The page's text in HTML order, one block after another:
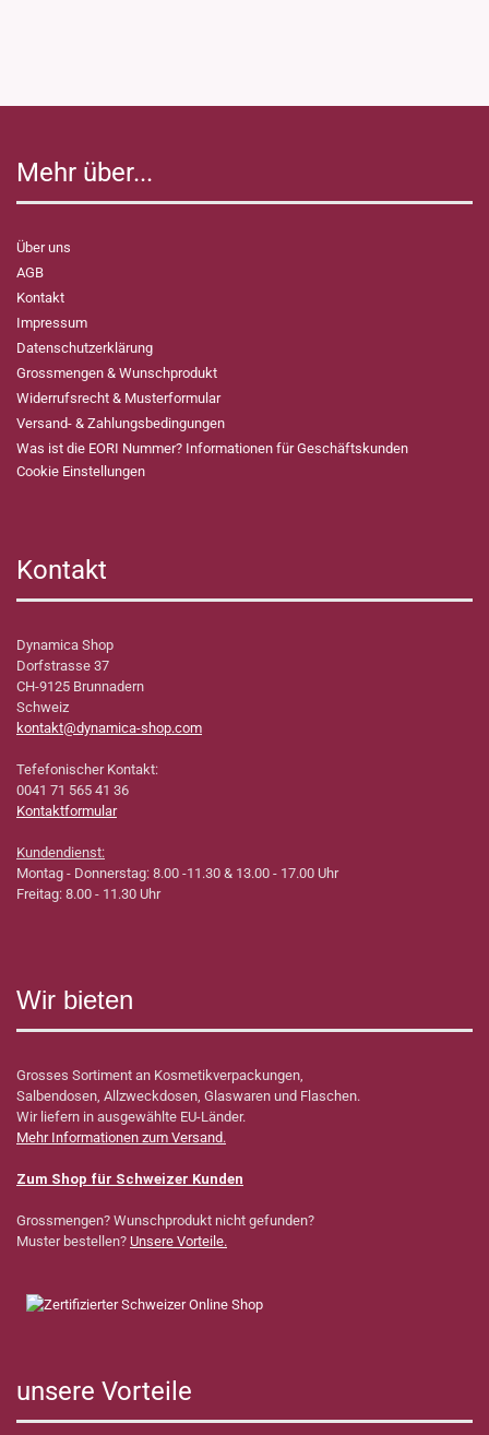
Mehr über...
Über uns
AGB
Kontakt
Impressum
Datenschutzerklärung
Grossmengen & Wunschprodukt
Widerrufsrecht & Musterformular
Versand- & Zahlungsbedingungen
Was ist die EORI Nummer? Informationen für Geschäftskunden
Cookie Einstellungen
Kontakt
Dynamica Shop
Dorfstrasse 37
CH-9125 Brunnadern
Schweiz
kontakt@dynamica-shop.com
Tefefonischer Kontakt:
0041 71 565 41 36
Kontaktformular
Kundendienst:
Montag - Donnerstag: 8.00 -11.30 & 13.00 - 17.00 Uhr
Freitag: 8.00 - 11.30 Uhr
Wir bieten
Grosses Sortiment an Kosmetikverpackungen,
Salbendosen, Allzweckdosen, Glaswaren und Flaschen.
Wir liefern in ausgewählte EU-Länder.
Mehr Informationen zum Versand.
Zum Shop für Schweizer Kunden
Grossmengen? Wunschprodukt nicht gefunden?
Muster bestellen? Unsere Vorteile.
unsere Vorteile